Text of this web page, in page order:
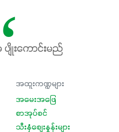
ပျိုးကောင်းမည်
အထူးကဏ္ဍများ
အမေးအဖြေ
စာအုပ်စင်
သီးနှံစျေးနှုန်းများ